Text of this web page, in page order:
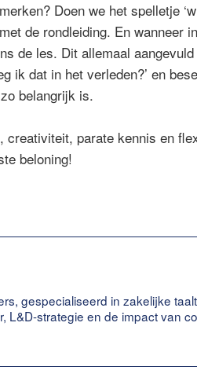
Doen we het spelletje
de rondleiding. En wanneer
de les. Dit allemaal
ik dat in het verleden?’ en
zo belangrijk is.
creativiteit, parate kennis en
beloning!
gespecialiseerd in zakelijke
L&D-strategie en de impact van